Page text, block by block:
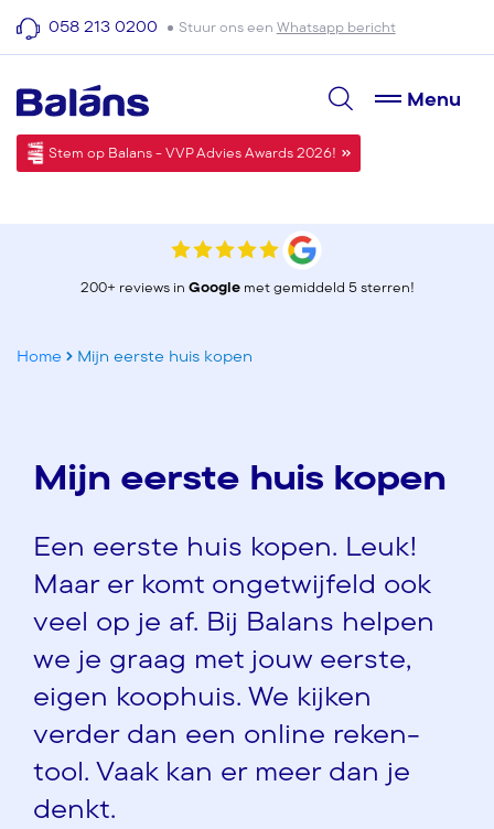
058 213 0200 Stuur ons een Whatsapp bericht
Menu
Stem op Balans - VVP Advies Awards 2026!
200+ reviews in Googlemet gemiddeld 5 sterren!
Home Mijn eerste huis kopen
Mijn eerste huis kopen
Een eerste huis kopen. Leuk!
Maar er komt ongetwijfeld ook
veel op je af. Bij Balans helpen
we je graag met jouw eerste,
eigen koophuis. We kijken
verder dan een online reken-
tool. Vaak kan er meer dan je
denkt.